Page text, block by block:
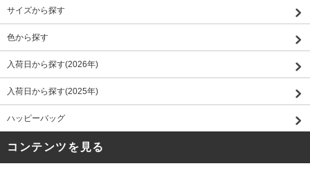
サイズから探す
色から探す
入荷日から探す(2026年)
入荷日から探す(2025年)
ハッピーバッグ
コンテンツを見る